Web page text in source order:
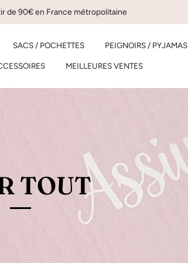
de 90€ en France métropolitaine
SACS / POCHETTES PEIGNOIRS / PYJAMAS
MEILLEURES VENTES
TOUT